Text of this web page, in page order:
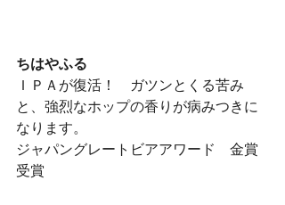
ちはやふる
ＩＰＡが復活！　ガツンとくる苦み
と、強烈なホップの香りが病みつきに
なります。
ジャパングレートビアアワード　金賞
受賞